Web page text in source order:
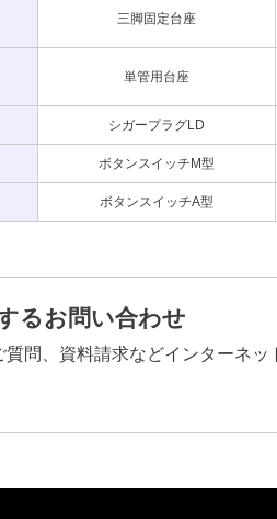
三脚固定台座
単管用台座
シガープラグLD
ボタンスイッチM型
ボタンスイッチA型
るお問い合わせ
問、資料請求などインターネ